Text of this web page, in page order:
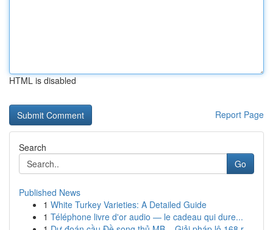
HTML is disabled
Report Page
Search
Go
Published News
1 White Turkey Varieties: A Detailed Guide
1 Téléphone livre d'or audio — le cadeau qui dure...